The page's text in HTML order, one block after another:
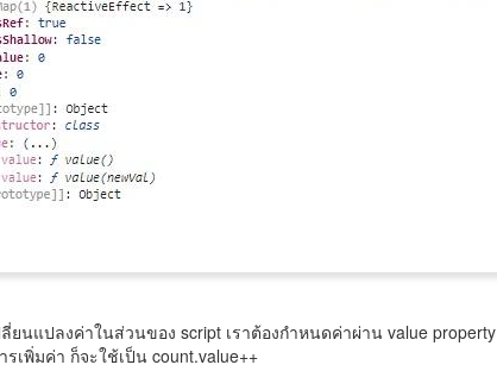
ยนแปลงค่าในส่วนของ script เราต้องกำหนดค่าผ่าน value property
รเพิ่มค่า ก็จะใช้เป็น count.value++